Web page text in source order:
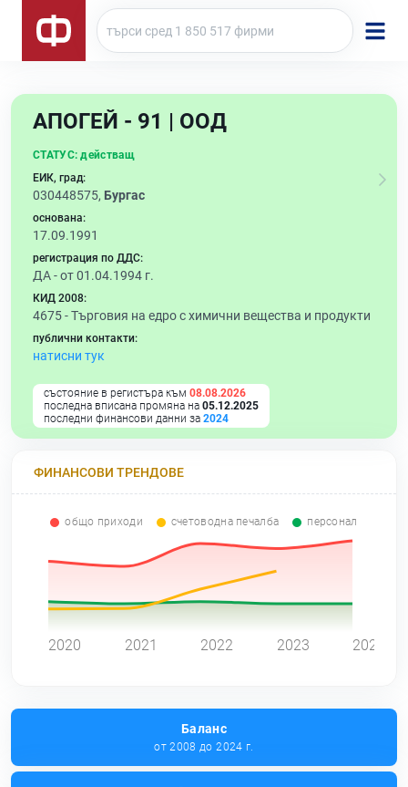
АПОГЕЙ - 91 | ООД
СТАТУС: действащ
ЕИК, град:
030448575, Бургас
основана:
17.09.1991
регистрация по ДДС:
ДА - от 01.04.1994 г.
КИД 2008:
4675 -Търговия на едро с химични вещества и продукти
публични контакти:
натисни тук
състояние в регистъра към 08.08.2026
последна вписана промяна на 05.12.2025
последни финансови данни за 2024
ФИНАНСОВИ ТРЕНДОВЕ
общо приходи счетоводна печалба персонал
2020 2021 2022 2023 2024
Баланс
от 2008 до 2024 г.